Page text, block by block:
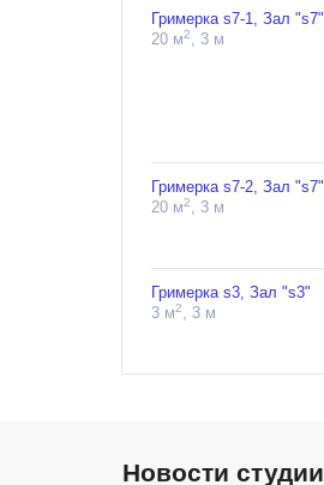
Гримерка s7-1, Зал "s7"
20 м2, 3 м
Гримерка s7-2, Зал "s7"
20 м2, 3 м
Гримерка s3, Зал "s3"
3 м2, 3 м
Новости студии